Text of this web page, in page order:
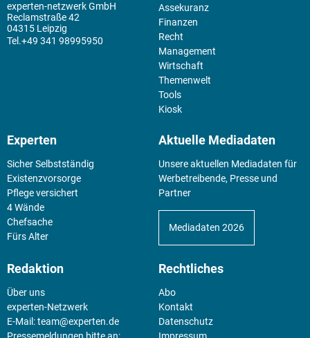
experten-netzwerk GmbH
Reclamstraße 42
04315 Leipzig
+49 341 98995950
Assekuranz
Finanzen
Recht
Management
Wirtschaft
Themenwelt
Tools
Kiosk
Experten
Sicher Selbstständig
Existenz­vorsorge
Pflege versichert
4 Wände
Chefsache
Fürs Alter
Aktuelle Mediadaten
Unsere aktuellen Mediadaten für
Werbetreibende, Presse und
Partner
Mediadaten 2026
Redaktion
Über uns
experten-Netzwerk
E-Mail:team@experten.de
Rechtliches
Abo
Kontakt
Datenschutz